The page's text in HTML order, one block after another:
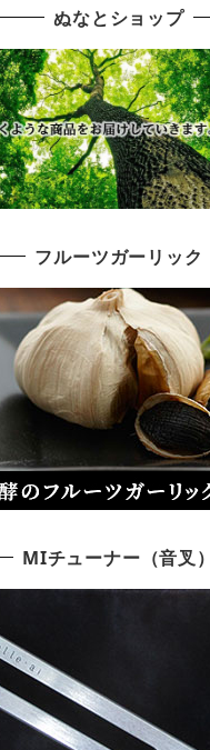
ぬなとショップ
フルーツガーリック
MIチューナー（音叉）